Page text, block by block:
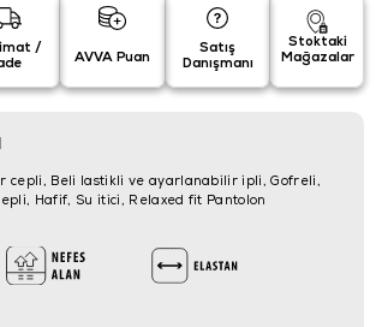
/
AVVA Puan
Satış
Danışmanı
Stoktaki
Mağazalar
cepli, Beli lastikli ve ayarlanabilir ipli, Gofreli,
Hafif, Su itici, Relaxed fit Pantolon